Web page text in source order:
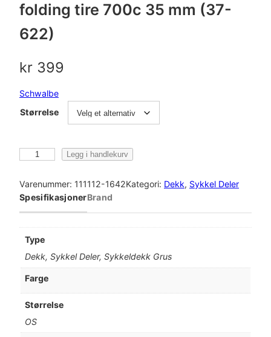
folding tire 700c 35 mm (37-
622)
kr 399
Schwalbe
Størrelse
h
w
Legg i handlekurv
Varenummer: 111112-1642Kategori: Dekk, Sykkel Deler
SpesifikasjonerBrand
Type
Dekk, Sykkel Deler, Sykkeldekk Grus
Farge
Størrelse
OS